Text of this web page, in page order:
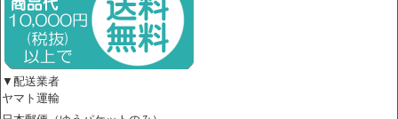
▼配送業者
ヤマト運輸